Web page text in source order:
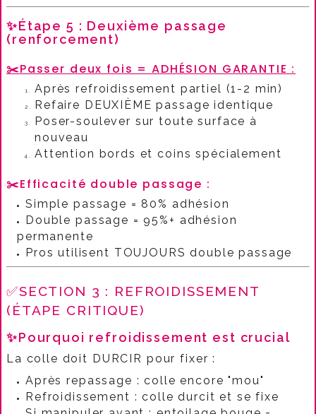
✨Étape 5 : Deuxième passage
(renforcement)
✂️Passer deux fois = ADHÉSION GARANTIE :​
Après refroidissement partiel (1-2 min)
Refaire DEUXIÈME passage identique
Poser-soulever sur toute surface à
nouveau
Attention bords et coins spécialement
✂️Efficacité double passage :​
Simple passage = 80% adhésion
Double passage = 95%+ adhésion
permanente
Pros utilisent TOUJOURS double passage
✅SECTION 3 : REFROIDISSEMENT
(ÉTAPE CRITIQUE)
✨Pourquoi refroidissement est crucial
La colle doit DURCIR pour fixer :​
Après repassage : colle encore "mou"
Refroidissement : colle durcit et se fixe